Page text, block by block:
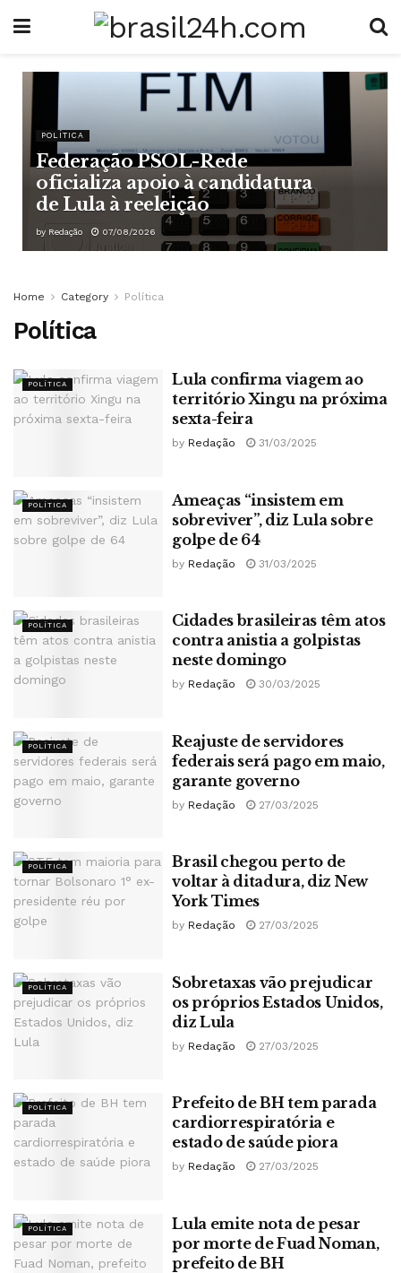
POLÍTICA
Federação PSOL-Rede
oficializa apoio à candidatura
de Lula à reeleição
by Redação 07/08/2026
Home Category Política
Política
POLÍTICA
Lula confirma viagem ao
território Xingu na próxima
sexta-feira
by Redação 31/03/2025
POLÍTICA
Ameaças “insistem em
sobreviver”, diz Lula sobre
golpe de 64
by Redação 31/03/2025
POLÍTICA
Cidades brasileiras têm atos
contra anistia a golpistas
neste domingo
by Redação 30/03/2025
POLÍTICA
Reajuste de servidores
federais será pago em maio,
garante governo
by Redação 27/03/2025
POLÍTICA
Brasil chegou perto de
voltar à ditadura, diz New
York Times
by Redação 27/03/2025
POLÍTICA
Sobretaxas vão prejudicar
os próprios Estados Unidos,
diz Lula
by Redação 27/03/2025
POLÍTICA
Prefeito de BH tem parada
cardiorrespiratória e
estado de saúde piora
by Redação 27/03/2025
POLÍTICA
Lula emite nota de pesar
por morte de Fuad Noman,
prefeito de BH